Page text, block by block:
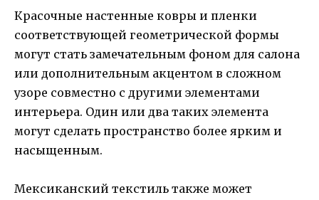
Красочные настенные ковры и пленки
соответствующей геометрической формы
могут стать замечательным фоном для салона
или дополнительным акцентом в сложном
узоре совместно с другими элементами
интерьера. Один или два таких элемента
могут сделать пространство более ярким и
насыщенным.
Мексиканский текстиль также может